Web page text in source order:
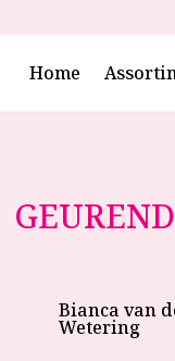
Home
Bianca van
Wetering